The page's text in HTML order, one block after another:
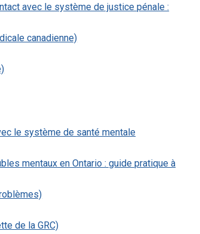
avec le système de justice pénale :
canadienne)
le système de santé mentale
mentaux en Ontario : guide pratique à
de la GRC)